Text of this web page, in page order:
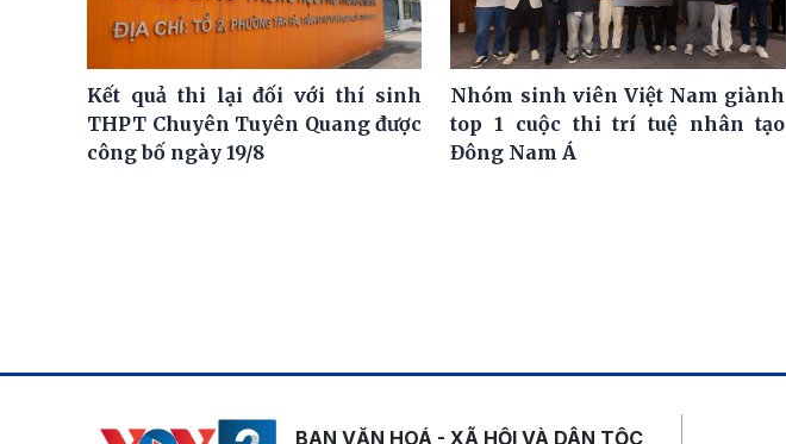
Kết quả thi lại đối với thí sinh
THPT Chuyên Tuyên Quang được
công bố ngày 19/8
Nhóm sinh viên Việt Nam giành
top 1 cuộc thi trí tuệ nhân tạo
Đông Nam Á
BAN VĂN HOÁ - XÃ HỘI VÀ DÂN TỘC